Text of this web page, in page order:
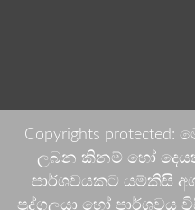
Copyrights
ලබන කිනම් හෝ
පාර්ශවයකට යම්කිසි
පුද්ගලයා හෝ පාර්ශවය